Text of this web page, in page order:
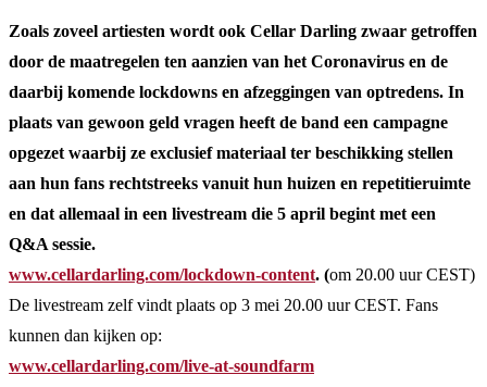
Zoals zoveel artiesten wordt ook Cellar Darling zwaar getroffen
door de maatregelen ten aanzien van het Coronavirus en de
daarbij komende lockdowns en afzeggingen van optredens. In
plaats van gewoon geld vragen heeft de band een campagne
opgezet waarbij ze exclusief materiaal ter beschikking stellen
aan hun fans rechtstreeks vanuit hun huizen en repetitieruimte
en dat allemaal in een livestream die 5 april begint met een
Q&A sessie.
www.cellardarling.com/lockdown-content. (om 20.00 uur CEST)
De livestream zelf vindt plaats op 3 mei 20.00 uur CEST. Fans
kunnen dan kijken op:
www.cellardarling.com/live-at-soundfarm